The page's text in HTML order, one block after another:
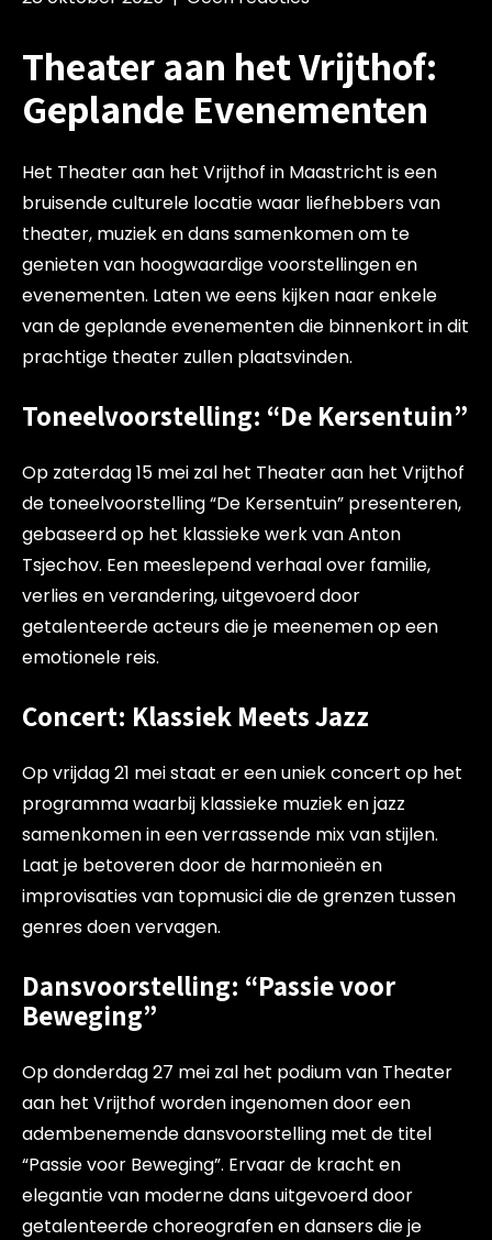
Theater aan het Vrijthof:
Geplande Evenementen
Het Theater aan het Vrijthof in Maastricht is een
bruisende culturele locatie waar liefhebbers van
theater, muziek en dans samenkomen om te
genieten van hoogwaardige voorstellingen en
evenementen. Laten we eens kijken naar enkele
van de geplande evenementen die binnenkort in dit
prachtige theater zullen plaatsvinden.
Toneelvoorstelling: “De Kersentuin”
Op zaterdag 15 mei zal het Theater aan het Vrijthof
de toneelvoorstelling “De Kersentuin” presenteren,
gebaseerd op het klassieke werk van Anton
Tsjechov. Een meeslepend verhaal over familie,
verlies en verandering, uitgevoerd door
getalenteerde acteurs die je meenemen op een
emotionele reis.
Concert: Klassiek Meets Jazz
Op vrijdag 21 mei staat er een uniek concert op het
programma waarbij klassieke muziek en jazz
samenkomen in een verrassende mix van stijlen.
Laat je betoveren door de harmonieën en
improvisaties van topmusici die de grenzen tussen
genres doen vervagen.
Dansvoorstelling: “Passie voor
Beweging”
Op donderdag 27 mei zal het podium van Theater
aan het Vrijthof worden ingenomen door een
adembenemende dansvoorstelling met de titel
“Passie voor Beweging”. Ervaar de kracht en
elegantie van moderne dans uitgevoerd door
getalenteerde choreografen en dansers die je